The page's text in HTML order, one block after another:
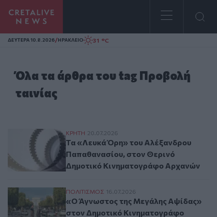
Homepage
ΔΕΥΤΕΡΑ 10.8.2026/ΗΡΑΚΛΕΙΟ 31 °C
Όλα τα άρθρα του tag Προβολή
ταινίας
Τα «Λευκά Όρη» του Αλέξανδρου
ΚΡΗΤΗ 20.07.2026
Τα «Λευκά Όρη» του Αλέξανδρου
Παπαθανασίου, στον Θερινό
Δημοτικό Κινηματογράφο Αρχανών
«Ο Άγνωστος της Μεγάλης Αψίδας» στον
ΠΟΛΙΤΙΣΜΟΣ 16.07.2026
«Ο Άγνωστος της Μεγάλης Αψίδας»
στον Δημοτικό Κινηματογράφο